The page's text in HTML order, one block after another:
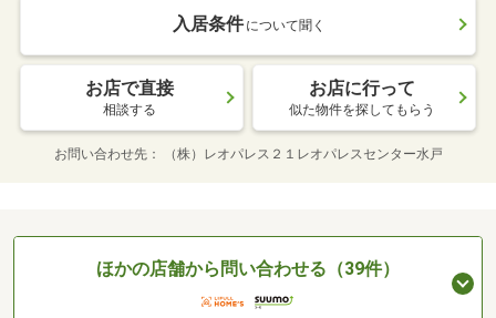
入居条件 について聞く
お店で直接
相談する
お店に行って
似た物件を探してもらう
お問い合わせ先 （株）レオパレス２１レオパレスセンター水戸
ほかの店舗から問い合わせる（39件）